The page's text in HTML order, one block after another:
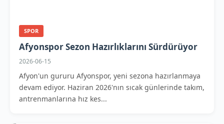
SPOR
Afyonspor Sezon Hazırlıklarını Sürdürüyor
2026-06-15
Afyon'un gururu Afyonspor, yeni sezona hazırlanmaya
devam ediyor. Haziran 2026'nın sıcak günlerinde takım,
antrenmanlarına hız kes...